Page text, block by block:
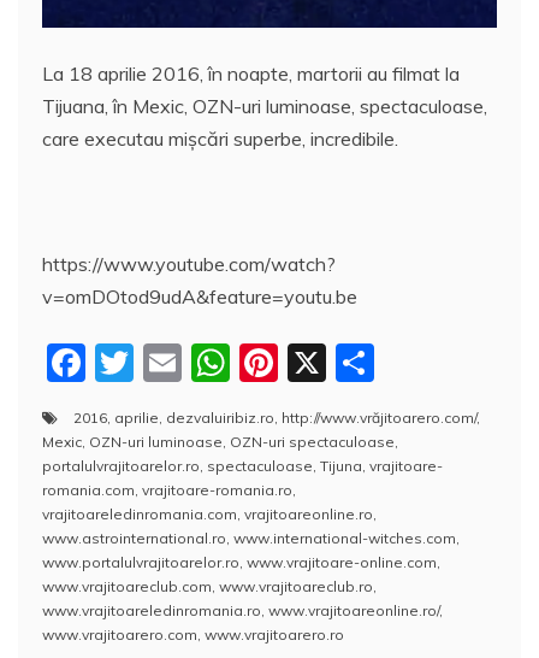
La 18 aprilie 2016, în noapte, martorii au filmat la
Tijuana, în Mexic, OZN-uri luminoase, spectaculoase,
care executau mişcări superbe, incredibile.
https://www.youtube.com/watch?
v=omDOtod9udA&feature=youtu.be
F
a
c
e
b
o
o
k
T
w
itt
er
E
m
ai
l
W
h
at
s
A
p
p
Pi
nt
er
e
st
X
a
rt
aj
e
a
z
ă
2016 aprilie dezvaluiribiz.ro http://www.vrăjitoarero.com/,
Mexic OZN-uri luminoase OZN-uri spectaculoase
portalulvrajitoarelor.ro spectaculoase Tijuna vrajitoare-
romania.com vrajitoare-romania.ro
vrajitoareledinromania.com vrajitoareonline.ro
www.astrointernational.ro www.international-witches.com
www.portalulvrajitoarelor.ro www.vrajitoare-online.com
www.vrajitoareclub.com www.vrajitoareclub.ro
www.vrajitoareledinromania.ro www.vrajitoareonline.ro/,
www.vrajitoarero.com www.vrajitoarero.ro